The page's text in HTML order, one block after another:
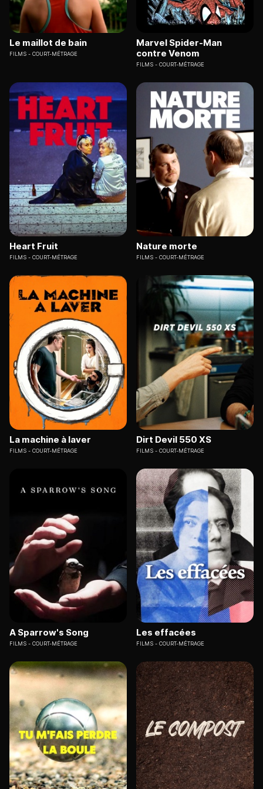
Le maillot de bain
FILMS COURT-MÉTRAGE
Marvel Spider-Man
contre Venom
FILMS COURT-MÉTRAGE
Heart Fruit
FILMS COURT-MÉTRAGE
Nature morte
FILMS COURT-MÉTRAGE
La machine à laver
FILMS COURT-MÉTRAGE
Dirt Devil 550 XS
FILMS COURT-MÉTRAGE
A Sparrow's Song
FILMS COURT-MÉTRAGE
Les effacées
FILMS COURT-MÉTRAGE